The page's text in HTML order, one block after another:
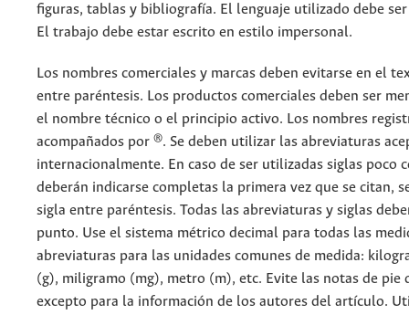
figuras, tablas y bibliografía. El lenguaje utilizado debe
El trabajo debe estar escrito en estilo impersonal.
Los nombres comerciales y marcas deben evitarse en el
entre paréntesis. Los productos comerciales deben ser
el nombre técnico o el principio activo. Los nombres
acompañados por ®. Se deben utilizar las abreviaturas
internacionalmente. En caso de ser utilizadas siglas poco
deberán indicarse completas la primera vez que se citan,
sigla entre paréntesis. Todas las abreviaturas y siglas
punto. Use el sistema métrico decimal para todas las
abreviaturas para las unidades comunes de medida:
(g), miligramo (mg), metro (m), etc. Evite las notas de pie
excepto para la información de los autores del artículo.